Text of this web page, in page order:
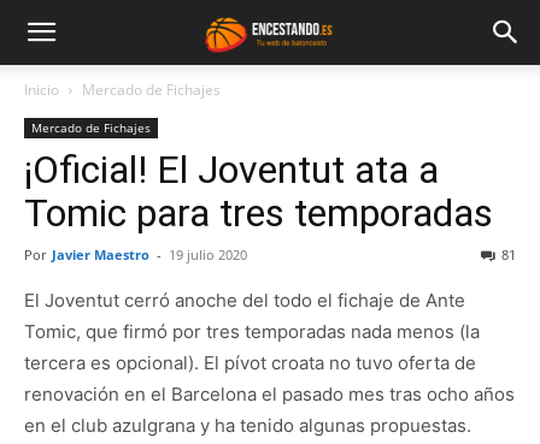
Inicio Mercado de Fichajes
Mercado de Fichajes
¡Oficial! El Joventut ata a
Tomic para tres temporadas
Por Javier Maestro - 19 julio 2020 81
El Joventut cerró anoche del todo el fichaje de Ante
Tomic, que firmó por tres temporadas nada menos (la
tercera es opcional). El pívot croata no tuvo oferta de
renovación en el Barcelona el pasado mes tras ocho años
en el club azulgrana y ha tenido algunas propuestas.